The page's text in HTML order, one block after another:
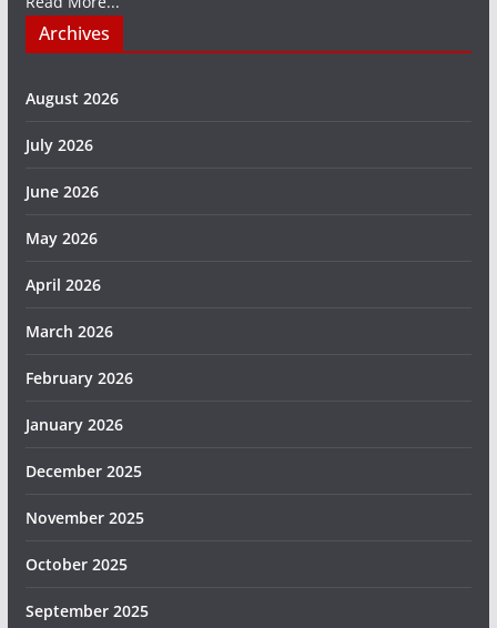
Archives
August 2026
July 2026
June 2026
May 2026
April 2026
March 2026
February 2026
January 2026
December 2025
November 2025
October 2025
September 2025